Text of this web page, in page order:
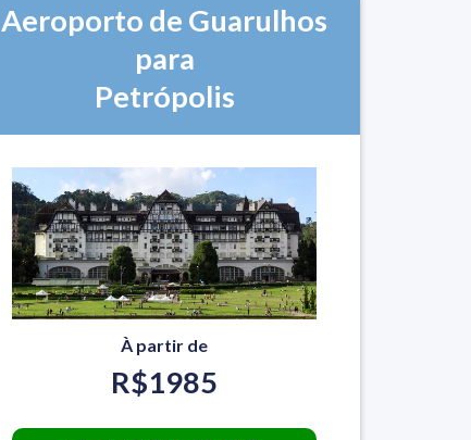
Aeroporto de Guarulhos
para
Petrópolis
À partir de
R$1985